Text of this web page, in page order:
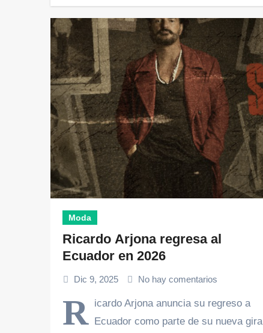
Moda
Ricardo Arjona regresa al
Ecuador en 2026
Dic 9, 2025 No hay comentarios
R icardo Arjona anuncia su regreso a
Ecuador como parte de su nueva gira